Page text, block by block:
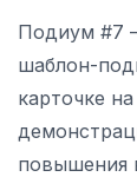
Подиум #7
шаблон-
карточке
повышения